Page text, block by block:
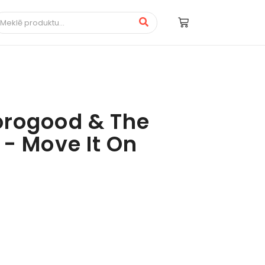
& The
Move It On